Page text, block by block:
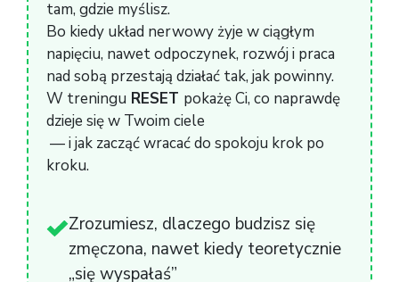
tam, gdzie myślisz.
Bo kiedy układ nerwowy żyje w ciągłym
napięciu, nawet odpoczynek, rozwój i praca
nad sobą przestają działać tak, jak powinny.
W treningu RESET pokażę Ci, co naprawdę
dzieje się w Twoim ciele
— i jak zacząć wracać do spokoju krok po
kroku.
Zrozumiesz, dlaczego budzisz się
zmęczona, nawet kiedy teoretycznie
„się wyspałaś”